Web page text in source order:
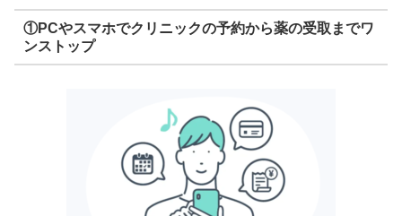
①PCやスマホでクリニックの予約から薬の受取までワ
ンストップ